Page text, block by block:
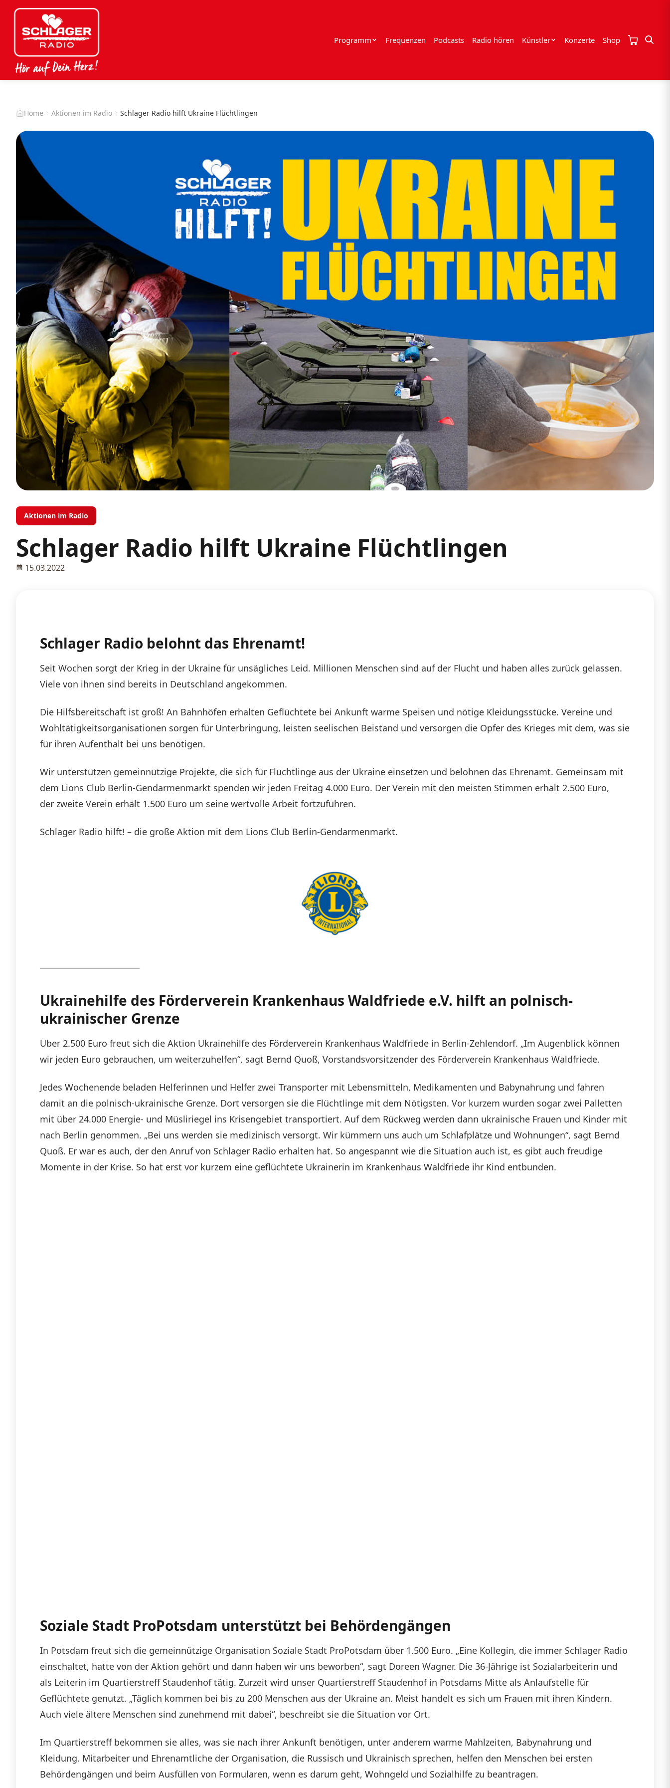
Programm Frequenzen Podcasts Radio hören Künstler Konzerte Shop
Home Aktionen im Radio Schlager Radio hilft Ukraine Flüchtlingen
Aktionen im Radio
Schlager Radio hilft Ukraine Flüchtlingen
15.03.2022
Schlager Radio belohnt das Ehrenamt!
Seit Wochen sorgt der Krieg in der Ukraine für unsägliches Leid. Millionen Menschen sind auf der Flucht und haben alles zurück gelassen.
Viele von ihnen sind bereits in Deutschland angekommen.
Die Hilfsbereitschaft ist groß! An Bahnhöfen erhalten Geflüchtete bei Ankunft warme Speisen und nötige Kleidungsstücke. Vereine und
Wohltätigkeitsorganisationen sorgen für Unterbringung, leisten seelischen Beistand und versorgen die Opfer des Krieges mit dem, was sie
für ihren Aufenthalt bei uns benötigen.
Wir unterstützen gemeinnützige Projekte, die sich für Flüchtlinge aus der Ukraine einsetzen und belohnen das Ehrenamt. Gemeinsam mit
dem Lions Club Berlin-Gendarmenmarkt spenden wir jeden Freitag 4.000 Euro. Der Verein mit den meisten Stimmen erhält 2.500 Euro,
der zweite Verein erhält 1.500 Euro um seine wertvolle Arbeit fortzuführen.
Schlager Radio hilft! – die große Aktion mit dem Lions Club Berlin-Gendarmenmarkt.
Ukrainehilfe des Förderverein Krankenhaus Waldfriede e.V. hilft an polnisch-
ukrainischer Grenze
Über 2.500 Euro freut sich die Aktion Ukrainehilfe des Förderverein Krankenhaus Waldfriede in Berlin-Zehlendorf. „Im Augenblick können
wir jeden Euro gebrauchen, um weiterzuhelfen“, sagt Bernd Quoß, Vorstandsvorsitzender des Förderverein Krankenhaus Waldfriede.
Jedes Wochenende beladen Helferinnen und Helfer zwei Transporter mit Lebensmitteln, Medikamenten und Babynahrung und fahren
damit an die polnisch-ukrainische Grenze. Dort versorgen sie die Flüchtlinge mit dem Nötigsten. Vor kurzem wurden sogar zwei Palletten
mit über 24.000 Energie- und Müsliriegel ins Krisengebiet transportiert. Auf dem Rückweg werden dann ukrainische Frauen und Kinder mit
nach Berlin genommen. „Bei uns werden sie medizinisch versorgt. Wir kümmern uns auch um Schlafplätze und Wohnungen“, sagt Bernd
Quoß. Er war es auch, der den Anruf von Schlager Radio erhalten hat. So angespannt wie die Situation auch ist, es gibt auch freudige
Momente in der Krise. So hat erst vor kurzem eine geflüchtete Ukrainerin im Krankenhaus Waldfriede ihr Kind entbunden.
Soziale Stadt ProPotsdam unterstützt bei Behördengängen
In Potsdam freut sich die gemeinnützige Organisation Soziale Stadt ProPotsdam über 1.500 Euro. „Eine Kollegin, die immer Schlager Radio
einschaltet, hatte von der Aktion gehört und dann haben wir uns beworben“, sagt Doreen Wagner. Die 36-Jährige ist Sozialarbeiterin und
als Leiterin im Quartierstreff Staudenhof tätig. Zurzeit wird unser Quartierstreff Staudenhof in Potsdams Mitte als Anlaufstelle für
Geflüchtete genutzt. „Täglich kommen bei bis zu 200 Menschen aus der Ukraine an. Meist handelt es sich um Frauen mit ihren Kindern.
Auch viele ältere Menschen sind zunehmend mit dabei“, beschreibt sie die Situation vor Ort.
Im Quartierstreff bekommen sie alles, was sie nach ihrer Ankunft benötigen, unter anderem warme Mahlzeiten, Babynahrung und
Kleidung. Mitarbeiter und Ehrenamtliche der Organisation, die Russisch und Ukrainisch sprechen, helfen den Menschen bei ersten
Behördengängen und beim Ausfüllen von Formularen, wenn es darum geht, Wohngeld und Sozialhilfe zu beantragen.